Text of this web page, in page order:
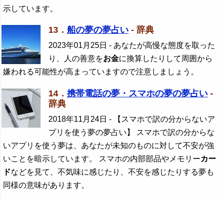
示しています。
13． 船の夢の夢占い - 辞典
2023年01月25日 - あなたが高慢な態度を取った
り、人の善意をお金に換算したりして周囲から
嫌われる可能性が高まっていますので注意しましょう。
14． 携帯電話の夢・スマホの夢の夢占い -
辞典
2018年11月24日 - 【スマホで訳の分からないア
プリを使う夢の夢占い】 スマホで訳の分からな
いアプリを使う夢は、あなたが未知のものに対して不安が強
いことを暗示しています。 スマホの内部部品やメモリーカー
ドなどを見て、不気味に感じたり、不安を感じたりする夢も
同様の意味があります。